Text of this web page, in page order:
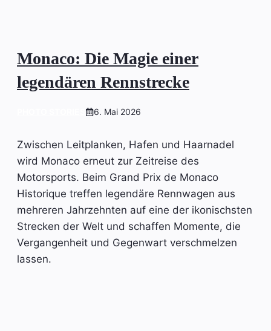
Monaco: Die Magie einer
legendären Rennstrecke
6. Mai 2026
Zwischen Leitplanken, Hafen und Haarnadel
wird Monaco erneut zur Zeitreise des
Motorsports. Beim Grand Prix de Monaco
Historique treffen legendäre Rennwagen aus
mehreren Jahrzehnten auf eine der ikonischsten
Strecken der Welt und schaffen Momente, die
Vergangenheit und Gegenwart verschmelzen
lassen.